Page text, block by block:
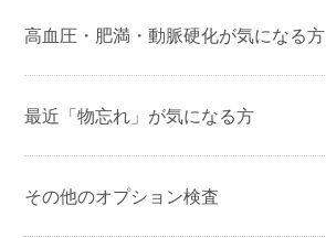
高血圧・肥満・動脈硬化が気になる方
最近「物忘れ」が気になる方
その他のオプション検査